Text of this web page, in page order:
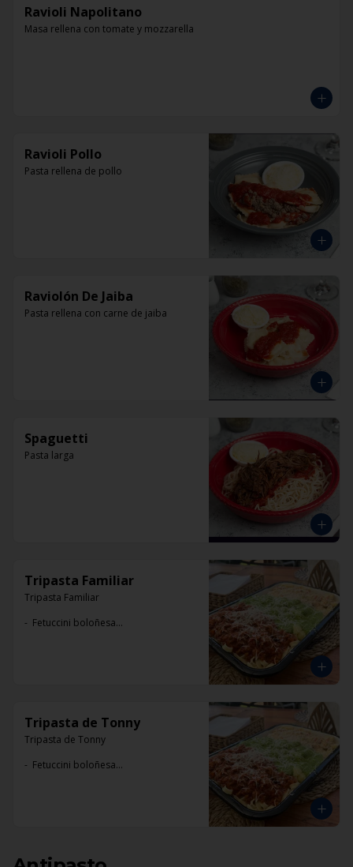
Ravioli Napolitano
Masa rellena con tomate y mozzarella
Ravioli Pollo
Pasta rellena de pollo
Raviolón De Jaiba
Pasta rellena con carne de jaiba
Spaguetti
Pasta larga
Tripasta Familiar
Tripasta Familiar
-  Fetuccini boloñesa
Tripasta de Tonny
Tripasta de Tonny
-  Fetuccini boloñesa